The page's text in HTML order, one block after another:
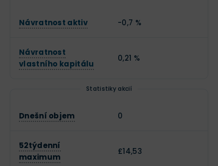
Návratnost aktiv -0,7 %
Návratnost
vlastního kapitálu
0,21 %
Statistiky akcií
Dnešní objem 0
52týdenní
maximum
£14,53